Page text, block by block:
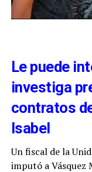
Le puede
investiga
contratos
Isabel
Un fiscal de la
imputó a Vásquez